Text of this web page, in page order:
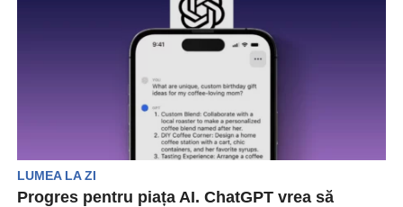
LUMEA LA ZI
Progres pentru piața AI. ChatGPT vrea să